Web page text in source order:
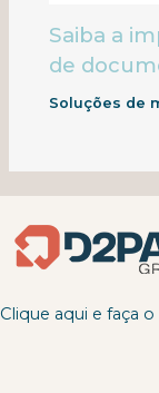
Saiba a
de
Soluções de
Clique aqui e faça